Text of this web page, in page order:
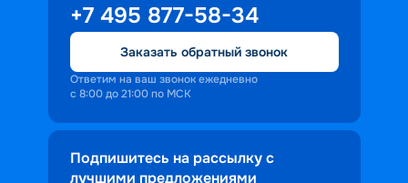
+7 495 877-58-34
Заказать обратный звонок
Ответим на ваш звонок ежедневно
с 8:00 до 21:00 по МСК
Подпишитесь на рассылку с
лучшими предложениями